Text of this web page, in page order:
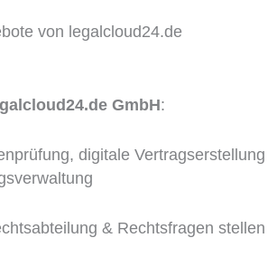
von legalcloud24.de
GmbH:
digitale Vertragserstellung
& Rechtsfragen stellen